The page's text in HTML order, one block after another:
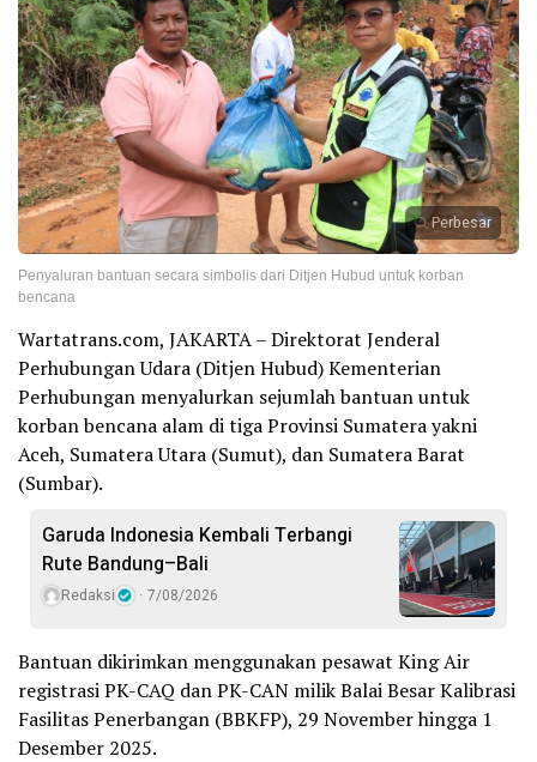
Perbesar
Penyaluran bantuan secara simbolis dari Ditjen Hubud untuk korban
bencana
Wartatrans.com, JAKARTA – Direktorat Jenderal
Perhubungan Udara (Ditjen Hubud) Kementerian
Perhubungan menyalurkan sejumlah bantuan untuk
korban bencana alam di tiga Provinsi Sumatera yakni
Aceh, Sumatera Utara (Sumut), dan Sumatera Barat
(Sumbar).
Garuda Indonesia Kembali Terbangi
Rute Bandung–Bali
Redaksi 7/08/2026
Bantuan dikirimkan menggunakan pesawat King Air
registrasi PK-CAQ dan PK-CAN milik Balai Besar Kalibrasi
Fasilitas Penerbangan (BBKFP), 29 November hingga 1
Desember 2025.